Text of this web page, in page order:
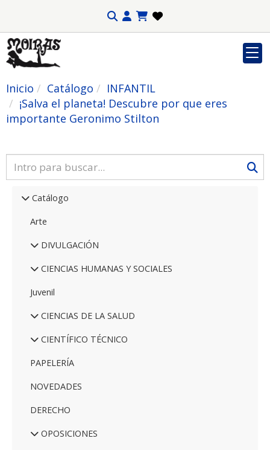
Inicio Catálogo
INFANTIL
¡Salva el planeta! Descubre por que eres
importante Geronimo Stilton
Catálogo
Arte
DIVULGACIÓN
CIENCIAS HUMANAS Y SOCIALES
Juvenil
CIENCIAS DE LA SALUD
CIENTÍFICO TÉCNICO
PAPELERÍA
NOVEDADES
DERECHO
OPOSICIONES